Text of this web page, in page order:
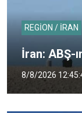
REGİON / İRAN
İran: ABŞ-
8/8/2026